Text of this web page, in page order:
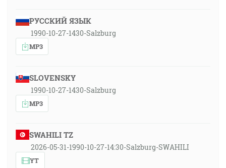
РУССКИЙ ЯЗЫК
1990-10-27-1430-Salzburg
MP3
SLOVENSKY
1990-10-27-1430-Salzburg
MP3
SWAHILI TZ
2026-05-31-1990-10-27-14:30-Salzburg-SWAHILI
YT